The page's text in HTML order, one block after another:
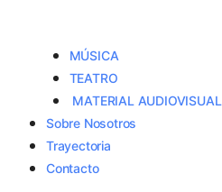
MÚSICA
TEATRO
MATERIAL AUDIOVISUAL
Sobre Nosotros
Trayectoria
Contacto